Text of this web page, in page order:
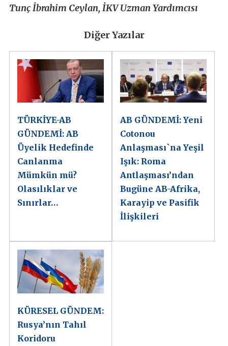
Tunç İbrahim Ceylan, İKV Uzman Yardımcısı
Diğer Yazılar
TÜRKİYE-AB
GÜNDEMİ: AB
Üyelik Hedefinde
Canlanma
Mümkün mü?
Olasılıklar ve
Sınırlar…
AB GÜNDEMİ: Yeni
Cotonou
Anlaşması`na Yeşil
Işık: Roma
Antlaşması’ndan
Bugüne AB-Afrika,
Karayip ve Pasifik
İlişkileri
KÜRESEL GÜNDEM:
Rusya’nın Tahıl
Koridoru